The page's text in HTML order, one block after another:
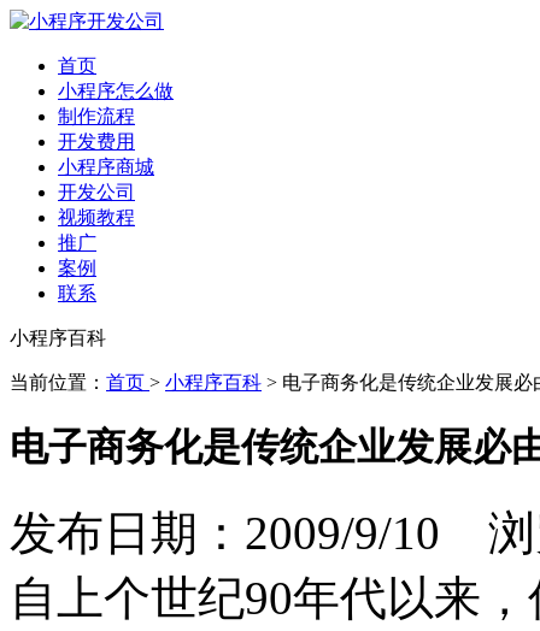
首页
小程序怎么做
制作流程
开发费用
小程序商城
开发公司
视频教程
推广
案例
联系
小程序百科
当前位置： 首页 > 小程序百科 > 电子商务化是传统企业发展必
电子商务化是传统企业发展必
发布日期：2009/9/10
自上个世纪90年代以来